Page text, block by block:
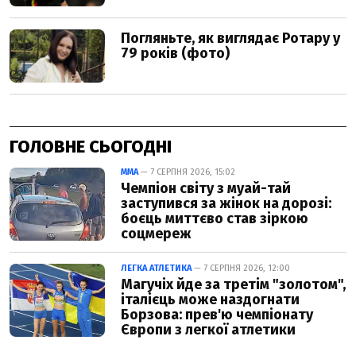
ГОЛОВНЕ СЬОГОДНІ
ММА— 7 СЕРПНЯ 2026, 15:02
Чемпіон світу з муай-тай
заступився за жінок на дорозі:
боєць миттєво став зіркою
соцмереж
ЛЕГКА АТЛЕТИКА— 7 СЕРПНЯ 2026, 12:00
Магучіх йде за третім "золотом",
італієць може наздогнати
Борзова: прев'ю чемпіонату
Європи з легкої атлетики